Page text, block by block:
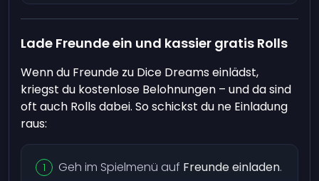
Lade Freunde ein und kassier gratis Rolls
Wenn du Freunde zu Dice Dreams einlädst,
kriegst du kostenlose Belohnungen – und da sind
oft auch Rolls dabei. So schickst du ne Einladung
raus:
Geh im Spielmenü auf Freunde einladen.